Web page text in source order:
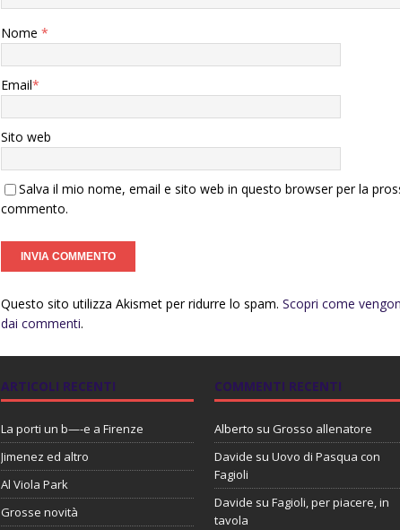
Nome *
Email*
Sito web
Salva il mio nome, email e sito web in questo browser per la
commento.
Questo sito utilizza Akismet per ridurre lo spam. Scopri come
dai commenti.
ARTICOLI RECENTI
La porti un b—-e a Firenze
Jimenez ed altro
Al Viola Park
Grosse novità
COMMENTI RECENTI
Alberto su Grosso allenatore
Davide suUovo di Pasqua con
Fagioli
Davide suFagioli, per piacere, in
tavola